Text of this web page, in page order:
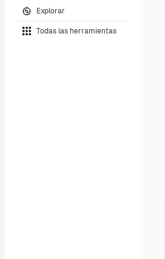
Explorar
Todas las herramientas